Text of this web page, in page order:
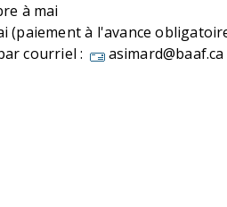
à mai
(paiement à l'avance
courriel :
asimard@baaf.ca